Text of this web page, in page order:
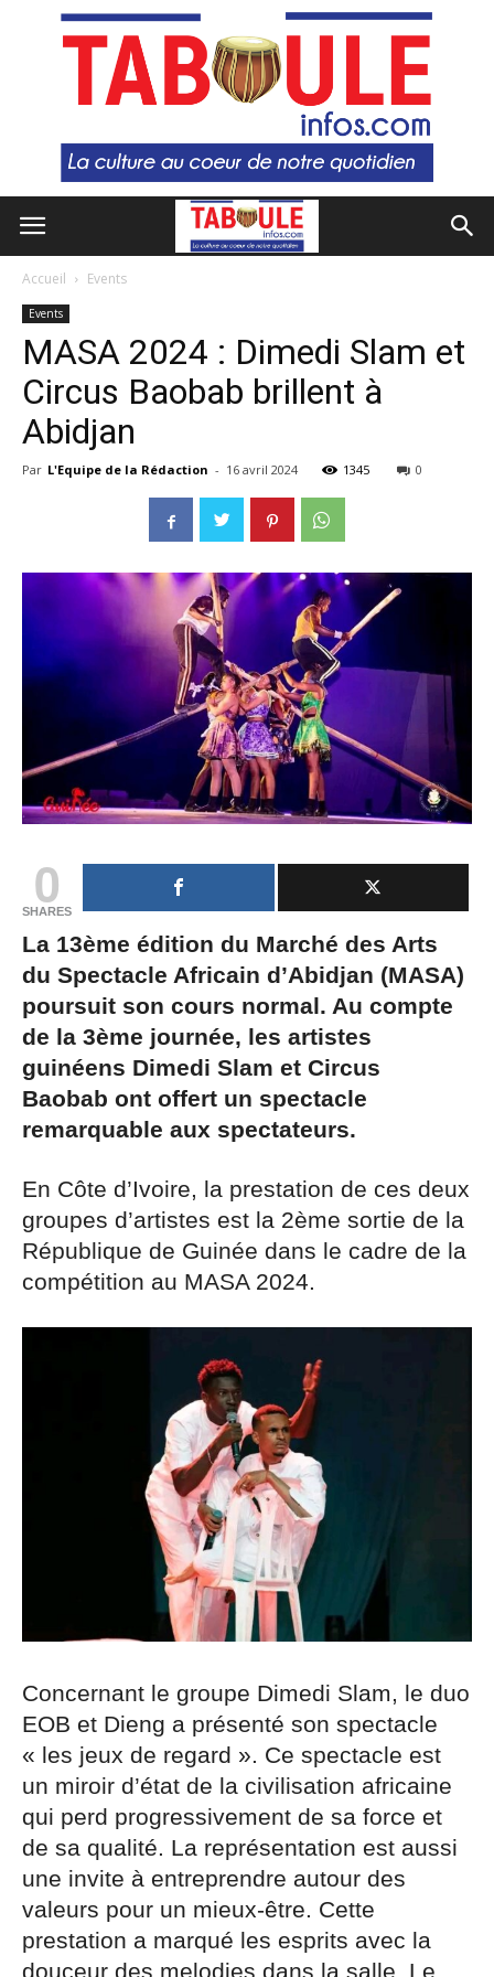
Accueil Events
Events
MASA 2024 : Dimedi Slam et
Circus Baobab brillent à
Abidjan
Par L'Equipe de la Rédaction - 16 avril 2024 1345 0
0
SHARES
La 13ème édition du Marché des Arts
du Spectacle Africain d’Abidjan (MASA)
poursuit son cours normal. Au compte
de la 3ème journée, les artistes
guinéens Dimedi Slam et Circus
Baobab ont offert un spectacle
remarquable aux spectateurs.
En Côte d’Ivoire, la prestation de ces deux
groupes d’artistes est la 2ème sortie de la
République de Guinée dans le cadre de la
compétition au MASA 2024.
Concernant le groupe Dimedi Slam, le duo
EOB et Dieng a présenté son spectacle
« les jeux de regard ». Ce spectacle est
un miroir d’état de la civilisation africaine
qui perd progressivement de sa force et
de sa qualité. La représentation est aussi
une invite à entreprendre autour des
valeurs pour un mieux-être. Cette
prestation a marqué les esprits avec la
douceur des melodies dans la salle. Le